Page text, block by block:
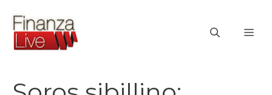
contenuto